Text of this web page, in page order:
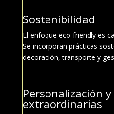
Sostenibilidad
El enfoque eco-friendly es
Se incorporan prácticas
decoración, transporte y
Personalización
extraordinarias